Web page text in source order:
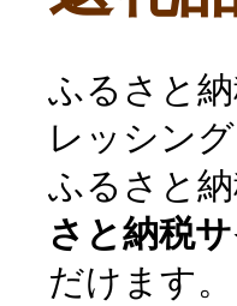
ふるさと
レッシン
ふるさと
さと納税
だけます。